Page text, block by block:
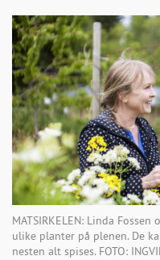
MATSIRKELEN: Linda
ulike planter på plenen. De
nesten alt spises. FOTO: